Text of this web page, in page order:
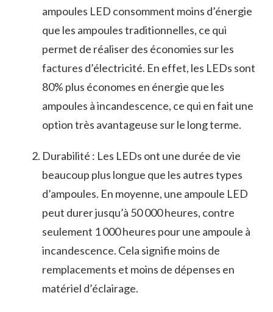
ampoules LED consomment moins d’énergie
que ⁣les ampoules traditionnelles, ce ‌qui⁤
permet​ de ‍réaliser des économies sur les
factures d’électricité. En ​effet, ⁣les⁢ LEDs sont
80% ⁤plus économes en énergie que ‌les
ampoules à incandescence, ce⁢ qui en fait⁣ une
option très avantageuse sur le long terme.
Durabilité : Les LEDs ont une durée de​ vie
beaucoup plus longue ⁤que les autres types
d’ampoules. En⁣ moyenne,‍ une ampoule LED
peut ⁢durer jusqu’à⁢ 50 000 heures, contre
seulement 1 000​ heures ⁢pour ⁣une ⁤ampoule à
incandescence. Cela​ signifie moins de
remplacements et moins de dépenses en
matériel ⁤d’éclairage.